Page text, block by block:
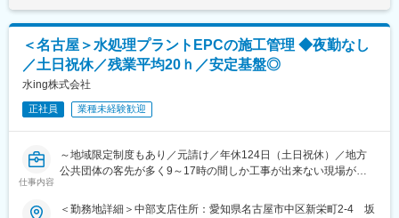
なかった」「軽微な変更も時間がかかる」といった業界特有の問
題も起こりにくい体制です。
・穏やかでフラットな社風
当社の特徴は「チームの和を重んじて働く」「穏やかな」社員が
多いことです。入社後にまずその社風に(いい意味で)驚く社員がた
くさんおります！
変更の範囲：会社の定める業務
多様な改造・建設プロジェクトに事業化の検討段階から参画し、
設計、施工、試運転まで一貫して行います。
＜案件に関して＞
安定した経営基盤を持ち、トップクラスのシェアを誇る当社の案
件は、数億～数十億の案件が多数。
大規模案件に携われるので、いち早くスキルアップすることがで
きます。
※大規模メンテンナンス(定修工事)時には、2,000名にもなる人数
を束ね業務を遂行します。
■仕事の魅力/キャリア：
＜名古屋＞水処理プラントEPCの施工管理 ◆夜勤なし
／土日祝休／残業平均20ｈ／安定基盤◎
水ing株式会社
正社員 業種未経験歓迎
仕事内容
～地域限定制度もあり／元請け／年休124日（土日祝休）／地方
公共団体の客先が多く9～17時の間しか工事が出来ない現場が多
です～
＜勤務地詳細＞中部支店住所：愛知県名古屋市中区新栄町2-4 坂